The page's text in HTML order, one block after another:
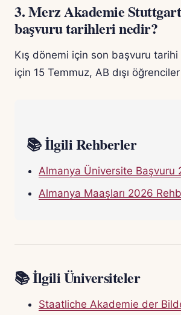
3. Merz Akademie
başvuru tarihleri nedir?
Kış dönemi için son başvuru
için 15 Temmuz, AB dışı öğrenciler
📚 İlgili Rehberler
Almanya Üniversite Başvuru
Almanya Maaşları 2026
📚 İlgili Üniversiteler
Staatliche Akademie der